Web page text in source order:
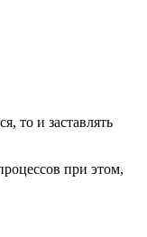
то и заставлять
при этом,